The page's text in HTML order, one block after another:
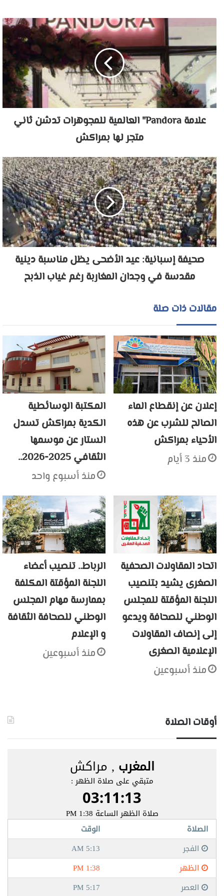
علامة Pandora" العالمية للمجوهرات تدشن ثاني
متجر لها بمراكش
صحيفة إسبانية: عيد الأضحى يظل مناسبة دينية
مقدسة في وجدان المغاربة رغم غياب الذبح
مقالات ذات صلة
إعلان عن إنقطاع الماء
الصالح للشرب عن هذه
الأحياء بمراكش
منذ 3 أيام
المكتبة الوسائطية
الكدية بمراكش تسدل
الستار عن موسمها
الثقافي 2025-2026..
منذ أسبوع واحد
اتحاد المقاولات الصحفية
الصغرى يشيد بتنصيب
اللجنة المؤقتة للمجلس
الوطني للصحافة ويدعو
إلى إنصاف المقاولات
الإعلامية الصغرى
منذ أسبوعين
الرباط.. تنصيب أعضاء
اللجنة المؤقتة المكلفة
بممارسة مهام المجلس
الوطني للصحافة الثقافة
و الإعلام
منذ أسبوعين
أوقات الصلاة